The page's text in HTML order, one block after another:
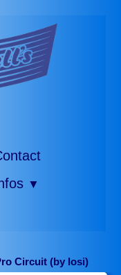
▼
Circuit (by losi)